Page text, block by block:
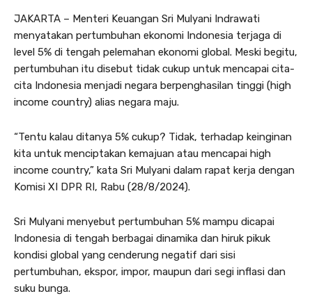
JAKARTA – Menteri Keuangan Sri Mulyani Indrawati
menyatakan pertumbuhan ekonomi Indonesia terjaga di
level 5% di tengah pelemahan ekonomi global. Meski begitu,
pertumbuhan itu disebut tidak cukup untuk mencapai cita-
cita Indonesia menjadi negara berpenghasilan tinggi (high
income country) alias negara maju.
“Tentu kalau ditanya 5% cukup? Tidak, terhadap keinginan
kita untuk menciptakan kemajuan atau mencapai high
income country,” kata Sri Mulyani dalam rapat kerja dengan
Komisi XI DPR RI, Rabu (28/8/2024).
Sri Mulyani menyebut pertumbuhan 5% mampu dicapai
Indonesia di tengah berbagai dinamika dan hiruk pikuk
kondisi global yang cenderung negatif dari sisi
pertumbuhan, ekspor, impor, maupun dari segi inflasi dan
suku bunga.